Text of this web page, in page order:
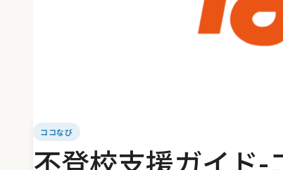
ココなび